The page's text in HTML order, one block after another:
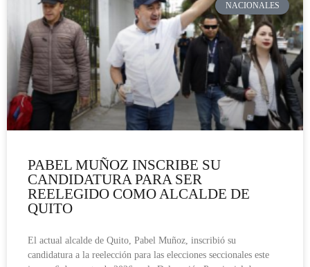
NACIONALES
PABEL MUÑOZ INSCRIBE SU
CANDIDATURA PARA SER
REELEGIDO COMO ALCALDE DE
QUITO
El actual alcalde de Quito, Pabel Muñoz, inscribió su
candidatura a la reelección para las elecciones seccionales este